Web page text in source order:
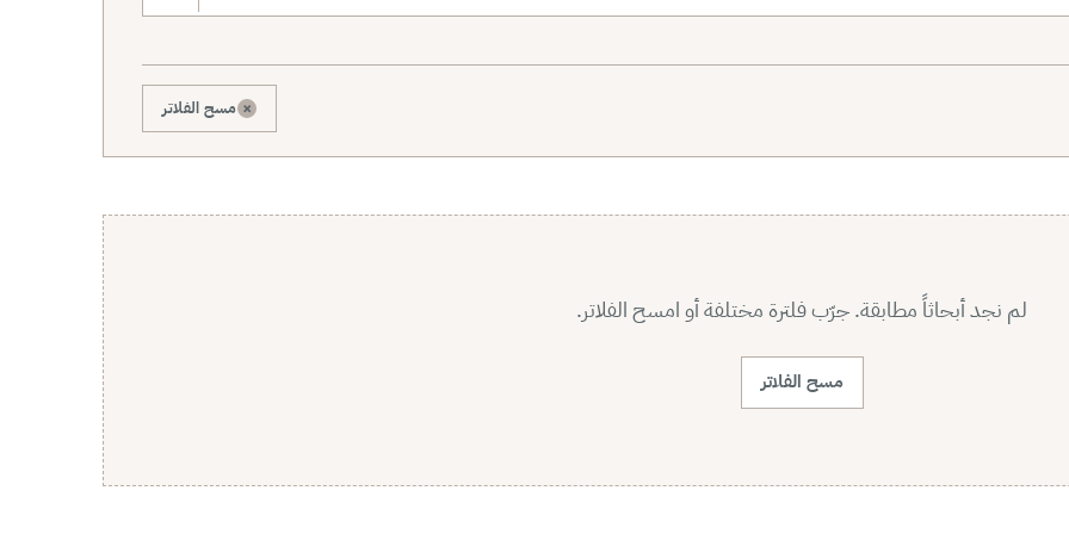
× مسح الفلاتر
لم نجد أبحاثاً مطابقة. جرّب فلترة مختلفة أو امسح الفلاتر.
مسح الفلاتر